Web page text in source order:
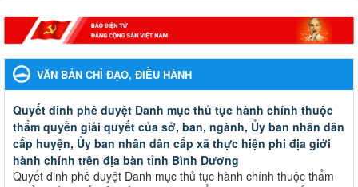
VĂN BẢN CHỈ ĐẠO, ĐIỀU HÀNH
Quyết đinh phê duyệt Danh mục thủ tục hành chính thuộc
thẩm quyền giải quyết của sở, ban, ngành, Ủy ban nhân dân
cấp huyện, Ủy ban nhân dân cấp xã thực hiện phi địa giới
hành chính trên địa bàn tỉnh Bình Dương
Quyết đinh phê duyệt Danh mục thủ tục hành chính thuộc thẩm